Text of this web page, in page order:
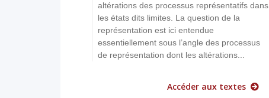
altérations des processus représentatifs dans
les états dits limites. La question de la
représentation est ici entendue
essentiellement sous l’angle des processus
de représentation dont les altérations...
Accéder aux textes